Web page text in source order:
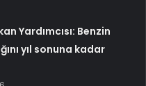
Yardımcısı: Benzin
yıl sonuna kadar